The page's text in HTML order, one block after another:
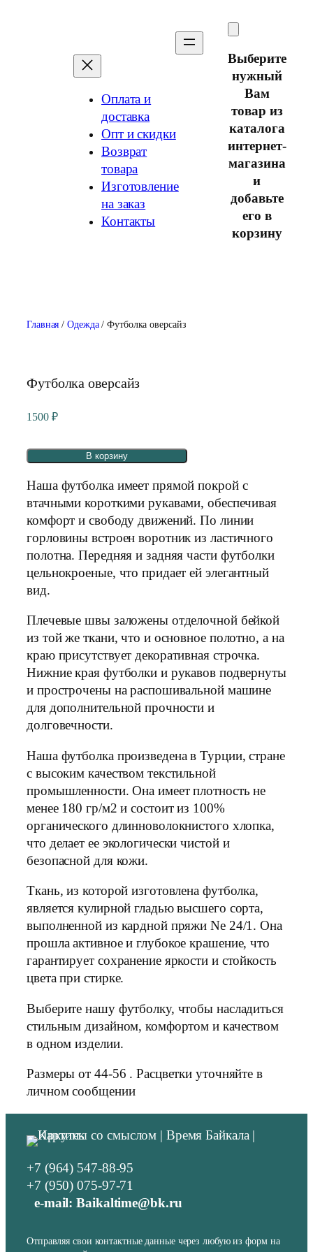
Оплата и
доставка
Опт и скидки
Возврат
товара
Изготовление
на заказ
Контакты
Выберите
нужный
Вам
товар из
каталога
интернет-
магазина
и
добавьте
его в
корзину
Главная /Одежда/ Футболка оверсайз
Футболка оверсайз
1500 ₽
В корзину
Наша футболка имеет прямой покрой с
втачными короткими рукавами, обеспечивая
комфорт и свободу движений. По линии
горловины встроен воротник из ластичного
полотна. Передняя и задняя части футболки
цельнокроеные, что придает ей элегантный
вид.
Плечевые швы заложены отделочной бейкой
из той же ткани, что и основное полотно, а на
краю присутствует декоративная строчка.
Нижние края футболки и рукавов подвернуты
и прострочены на распошивальной машине
для дополнительной прочности и
долговечности.
Наша футболка произведена в Турции, стране
с высоким качеством текстильной
промышленности. Она имеет плотность не
менее 180 гр/м2 и состоит из 100%
органического длинноволокнистого хлопка,
что делает ее экологически чистой и
безопасной для кожи.
Ткань, из которой изготовлена футболка,
является кулирной гладью высшего сорта,
выполненной из кардной пряжи Ne 24/1. Она
прошла активное и глубокое крашение, что
гарантирует сохранение яркости и стойкость
цвета при стирке.
Выберите нашу футболку, чтобы насладиться
стильным дизайном, комфортом и качеством
в одном изделии.
Размеры от 44-56 . Расцветки уточняйте в
личном сообщении
+7 (964) 547-88-95
+7 (950) 075-97-71
e-mail: Baikaltime@bk.ru
Отправляя свои контактные данные через любую из форм на